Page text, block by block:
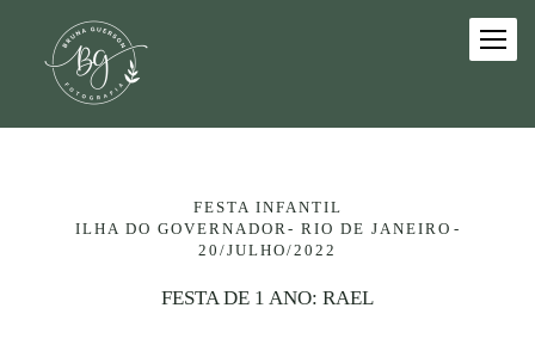
FESTA INFANTIL
ILHA DO GOVERNADOR- RIO DE JANEIRO
20/JULHO/2022
FESTA DE 1 ANO: RAEL